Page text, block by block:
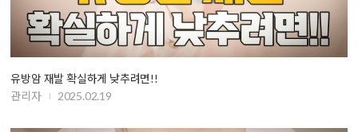
유방암 재발 확실하게 낮추려면!!
관리자
2025.02.19